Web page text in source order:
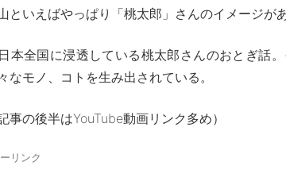
といえばやっぱり「桃太郎」さんのイメージが
本全国に浸透している桃太郎さんのおとぎ話
なモノ、コトを生み出されている。
事の後半はYouTube動画リンク多め）
リンク